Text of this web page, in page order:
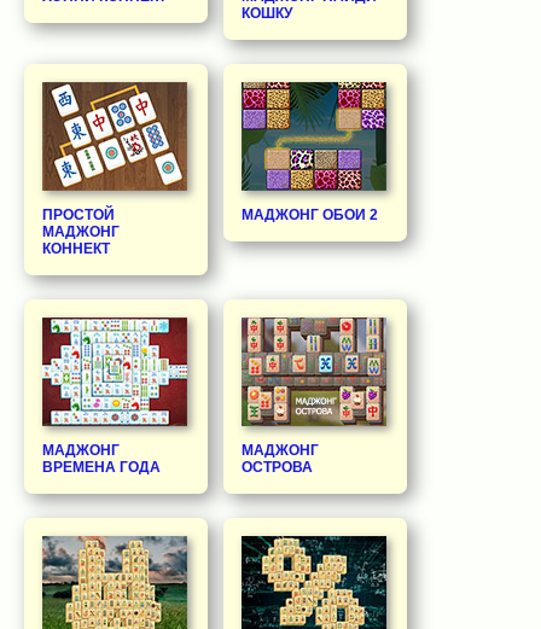
КОШКУ
ПРОСТОЙ
МАДЖОНГ
КОННЕКТ
МАДЖОНГ ОБОИ 2
МАДЖОНГ
ВРЕМЕНА ГОДА
МАДЖОНГ
ОСТРОВА